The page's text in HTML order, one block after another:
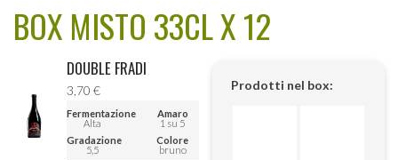
BOX MISTO 33CL X 12
DOUBLE FRADI
3,70 €
Fermentazione
Alta
Amaro
1 su 5
Gradazione
5,5
Colore
bruno
Prodotti nel box: